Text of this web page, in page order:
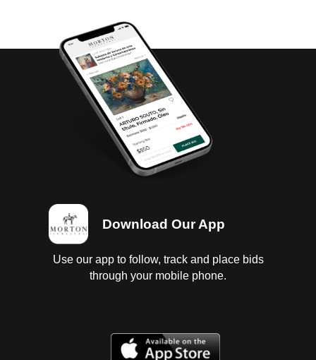
Ubicación: Morelia, Mich.; Observaciones: Unidad sin
prueba de arranque, por lo que no se garantiza su
funcionamiento, con Motor a diesel, con fuga de
aceite ,motor con faltantes,banda de accesorios,
,bomba de alta, bomba de agua ,tornilleria
relevadores de arranque , turbo desarmado sin
baterias, sin llaves ; transmisión automatica sin
probar ,diferencial sin probar, interiores con
vestiduras sucias , no abren puertas ya que estan
instrumentos sin probar ; suspensión de muelles ;
chasis regular con golpes de uso; carrocería con
golpes ,espejos rotos , defensas dañadas ,cofre
dañado, falta tapon de combustible con 6 llantas
lisas. Baja federal y estatal 2025, SIN tenencias.
Download Our App
Use our app to follow, track and place bids
through your mobile phone.